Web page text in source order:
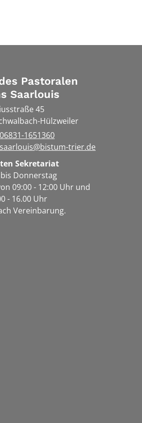
Pastoralen
Saarlouis
45
Hülzweiler
06831-1651360
saarlouis@bistum-trier.de
Sekretariat
Donnerstag
09:00 - 12:00 Uhr und
- 16.00 Uhr
Vereinbarung.